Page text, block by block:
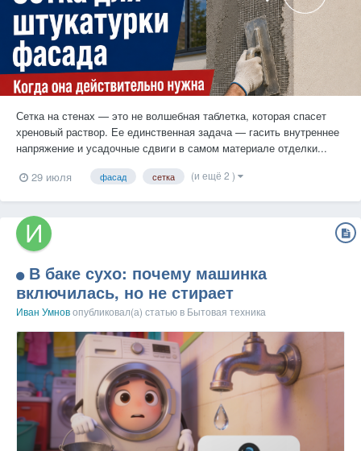
Сетка на стенах — это не волшебная таблетка, которая спасет
хреновый раствор. Ее единственная задача — гасить внутреннее
напряжение и усадочные сдвиги в самом материале отделки...
29 июля
фасад сетка (и ещё 2 )
В баке сухо: почему машинка
включилась, но не стирает
Иван Умновопубликовал(а) статью в Бытовая техника